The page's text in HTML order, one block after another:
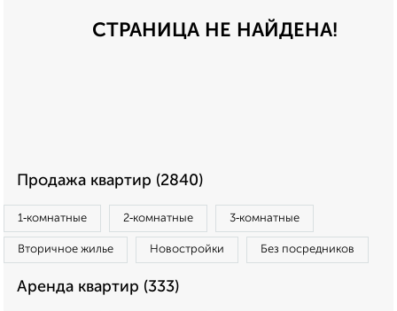
СТРАНИЦА НЕ НАЙДЕНА!
Продажа квартир (2840)
1‑комнатные 2‑комнатные 3‑комнатные
Вторичное жилье Новостройки Без посредников
Аренда квартир (333)